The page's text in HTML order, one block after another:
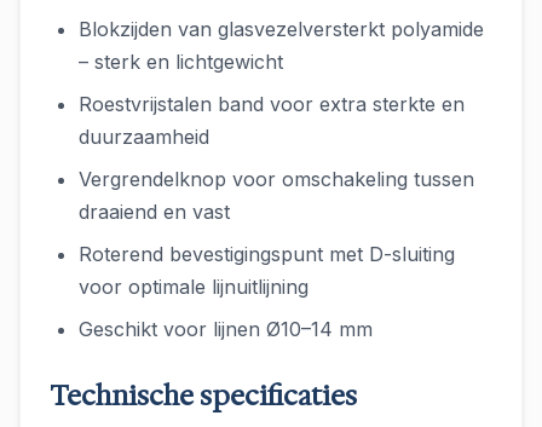
Blokzijden van glasvezelversterkt polyamide
– sterk en lichtgewicht
Roestvrijstalen band voor extra sterkte en
duurzaamheid
Vergrendelknop voor omschakeling tussen
draaiend en vast
Roterend bevestigingspunt met D-sluiting
voor optimale lijnuitlijning
Geschikt voor lijnen Ø10–14 mm
Technische specificaties